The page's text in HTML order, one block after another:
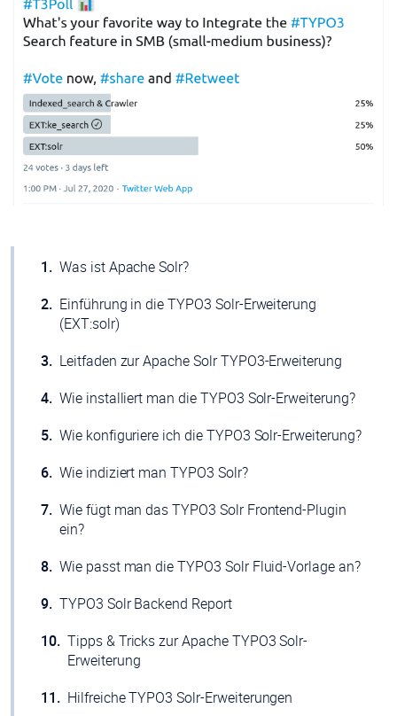
Was ist Apache Solr?
Einführung in die TYPO3 Solr-Erweiterung
(EXT:solr)
Leitfaden zur Apache Solr TYPO3-Erweiterung
Wie installiert man die TYPO3 Solr-Erweiterung?
Wie konfiguriere ich die TYPO3 Solr-Erweiterung?
Wie indiziert man TYPO3 Solr?
Wie fügt man das TYPO3 Solr Frontend-Plugin
ein?
Wie passt man die TYPO3 Solr Fluid-Vorlage an?
TYPO3 Solr Backend Report
Tipps & Tricks zur Apache TYPO3 Solr-
Erweiterung
Hilfreiche TYPO3 Solr-Erweiterungen